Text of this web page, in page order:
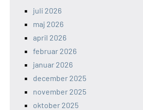
juli 2026
maj 2026
april 2026
februar 2026
januar 2026
december 2025
november 2025
oktober 2025